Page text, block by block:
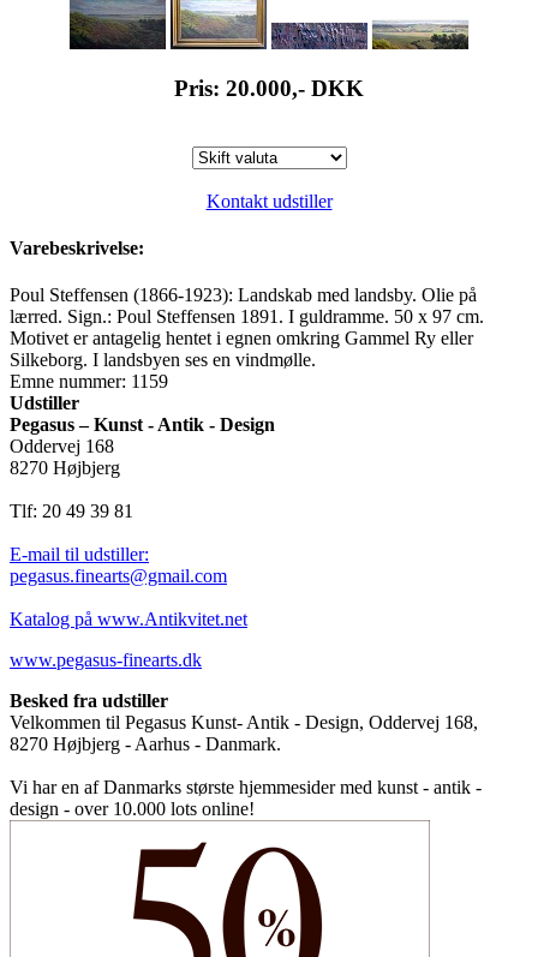
Pris: 20.000,- DKK
Kontakt udstiller
Varebeskrivelse:
Poul Steffensen (1866-1923): Landskab med landsby. Olie på
lærred. Sign.: Poul Steffensen 1891. I guldramme. 50 x 97 cm.
Motivet er antagelig hentet i egnen omkring Gammel Ry eller
Silkeborg. I landsbyen ses en vindmølle.
Emne nummer: 1159
Udstiller
Pegasus – Kunst - Antik - Design
Oddervej 168
8270 Højbjerg
Tlf: 20 49 39 81
E-mail til udstiller:
pegasus.finearts@gmail.com
Katalog på www.Antikvitet.net
www.pegasus-finearts.dk
Besked fra udstiller
Velkommen til Pegasus Kunst- Antik - Design, Oddervej 168,
8270 Højbjerg - Aarhus - Danmark.
Vi har en af Danmarks største hjemmesider med kunst - antik -
design - over 10.000 lots online!